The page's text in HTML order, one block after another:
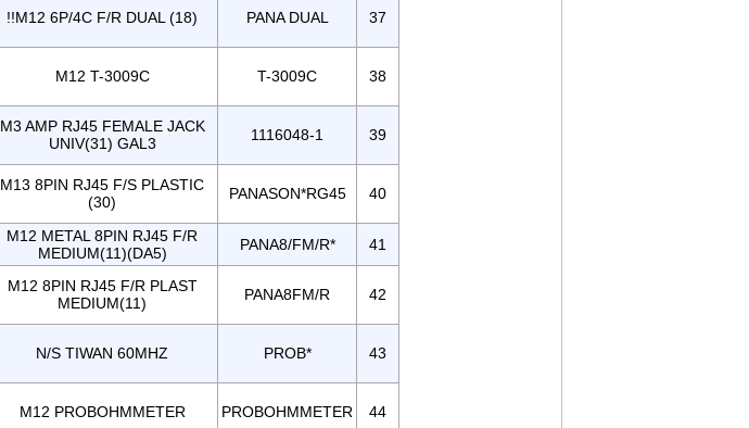
!!M12 6P/4C F/R DUAL (18) PANA DUAL 37
M12 T-3009C T-3009C 38
M3 AMP RJ45 FEMALE JACK
UNIV(31) GAL3
1116048-1 39
M13 8PIN RJ45 F/S PLASTIC
(30)
PANASON*RG45 40
M12 METAL 8PIN RJ45 F/R
MEDIUM(11)(DA5)
PANA8/FM/R* 41
M12 8PIN RJ45 F/R PLAST
MEDIUM(11)
PANA8FM/R 42
N/S TIWAN 60MHZ PROB* 43
M12 PROBOHMMETER PROBOHMMETER 44